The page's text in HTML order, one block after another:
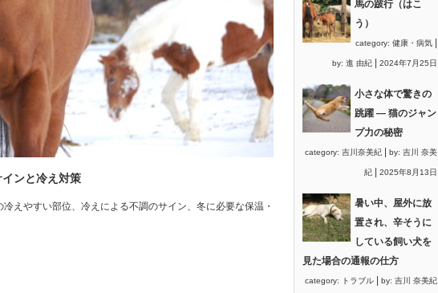
ンと冷え対策
えやすい部位、冷えによる不調のサイン、冬に必要な保温・
馬の跛行（はこ
う）
category: 健康・病気
by: 進 由紀 2024年7月25日
小さな体で驚きの
跳躍 ― 猫のジャン
プ力の秘密
category: 吉川奈美紀 by: 吉川 奈美
紀 2025年8月13日
暑い中、屋外に放
置され、辛そうに
している飼い犬を
見た場合の通報の仕方
category: トラブル by: 吉川 奈美紀